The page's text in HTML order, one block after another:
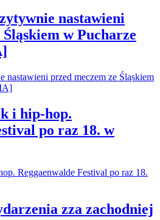
nastawieni
w Pucharze
i hip-hop.
po raz 18. w
zza zachodniej